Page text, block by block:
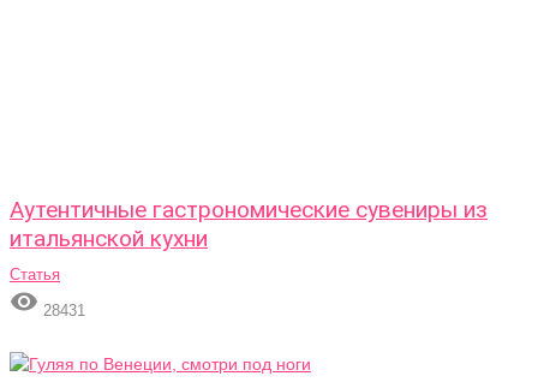
Аутентичные гастрономические сувениры из
итальянской кухни
Статья
 28431